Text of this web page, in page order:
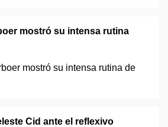
mostró su intensa rutina
Cid ante el reflexivo